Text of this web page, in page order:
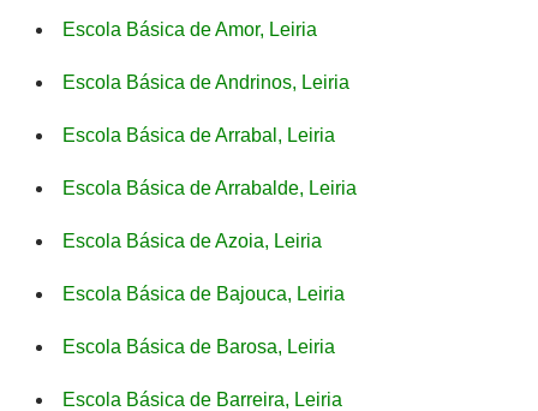
Escola Básica de Amor, Leiria
Escola Básica de Andrinos, Leiria
Escola Básica de Arrabal, Leiria
Escola Básica de Arrabalde, Leiria
Escola Básica de Azoia, Leiria
Escola Básica de Bajouca, Leiria
Escola Básica de Barosa, Leiria
Escola Básica de Barreira, Leiria